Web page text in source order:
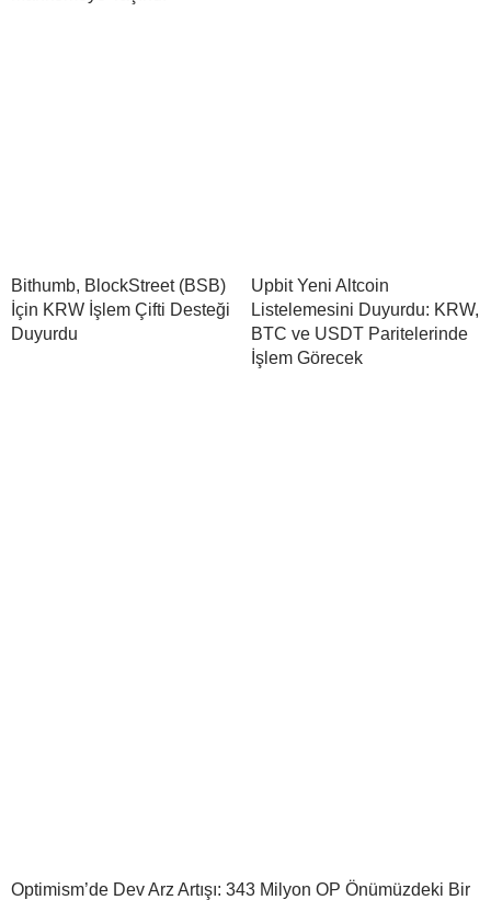
Bithumb, BlockStreet (BSB)
İçin KRW İşlem Çifti Desteği
Duyurdu
Upbit Yeni Altcoin
Listelemesini Duyurdu: KRW,
BTC ve USDT Paritelerinde
İşlem Görecek
Optimism’de Dev Arz Artışı: 343 Milyon OP Önümüzdeki Bir